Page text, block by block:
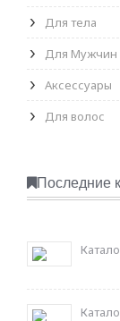
Для тела
Для Мужчин
Аксессуары
Для волос
Последние